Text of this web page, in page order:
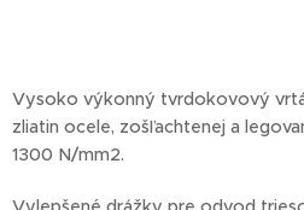
Vysoko výkonný tvrdokovový
zliatin ocele, zošľachtenej a
1300 N/mm2.